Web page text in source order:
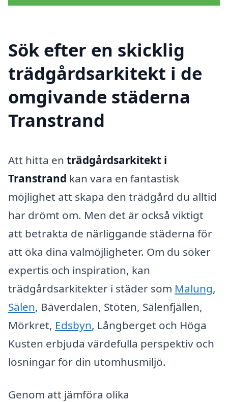
Sök efter en skicklig
trädgårdsarkitekt i de
omgivande städerna
Transtrand
Att hitta en trädgårdsarkitekt i
Transtrand kan vara en fantastisk
möjlighet att skapa den trädgård du alltid
har drömt om. Men det är också viktigt
att betrakta de närliggande städerna för
att öka dina valmöjligheter. Om du söker
expertis och inspiration, kan
trädgårdsarkitekter i städer som Malung,
Sälen, Bäverdalen, Stöten, Sälenfjällen,
Mörkret, Edsbyn, Långberget och Höga
Kusten erbjuda värdefulla perspektiv och
lösningar för din utomhusmiljö.
Genom att jämföra olika